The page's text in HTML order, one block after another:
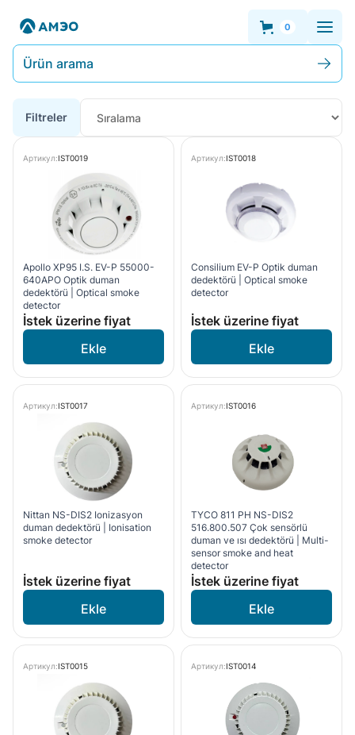
0
Ürün arama
Filtreler
Артикул:IST0019
Apollo XP95 I.S. EV-P 55000-
640APO Optik duman
dedektörü | Optical smoke
detector
İstek üzerine fiyat
Артикул:IST0018
Consilium EV-P Optik duman
dedektörü | Optical smoke
detector
İstek üzerine fiyat
Артикул:IST0017
Nittan NS-DIS2 Ionizasyon
duman dedektörü | Ionisation
smoke detector
İstek üzerine fiyat
Артикул:IST0016
TYCO 811 PH NS-DIS2
516.800.507 Çok sensörlü
duman ve ısı dedektörü | Multi-
sensor smoke and heat
detector
İstek üzerine fiyat
Артикул:IST0015 Артикул:IST0014